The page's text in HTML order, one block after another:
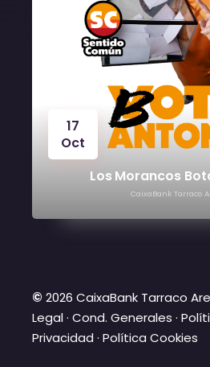
17
Oct
Los Morancos
CaixaBank Tarraco
© 2026 CaixaBank Tarraco
Legal·Cond. Generales ·
Privacidad ·Política Cookies